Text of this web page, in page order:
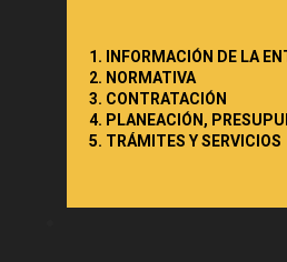
1. INFORMACIÓN DE LA
2. NORMATIVA
3. CONTRATACIÓN
4. PLANEACIÓN,
5. TRÁMITES Y SERVICIOS